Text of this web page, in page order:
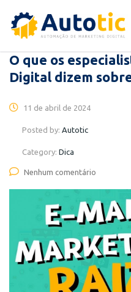
O que os
Digital dizem
11 de abril de 2024
Posted by: Autotic
Category: Dica
Nenhum comentário